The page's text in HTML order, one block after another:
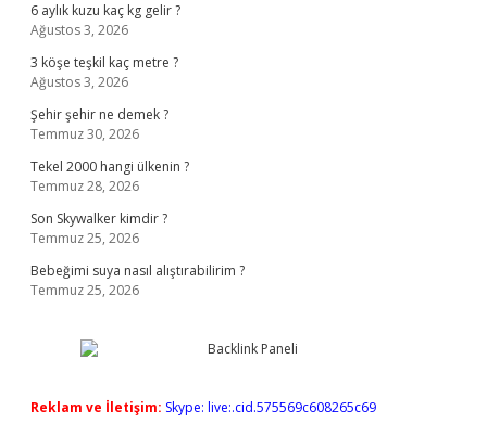
6 aylık kuzu kaç kg gelir ?
Ağustos 3, 2026
3 köşe teşkil kaç metre ?
Ağustos 3, 2026
Şehir şehir ne demek ?
Temmuz 30, 2026
Tekel 2000 hangi ülkenin ?
Temmuz 28, 2026
Son Skywalker kimdir ?
Temmuz 25, 2026
Bebeğimi suya nasıl alıştırabilirim ?
Temmuz 25, 2026
Reklam ve İletişim: Skype: live:.cid.575569c608265c69